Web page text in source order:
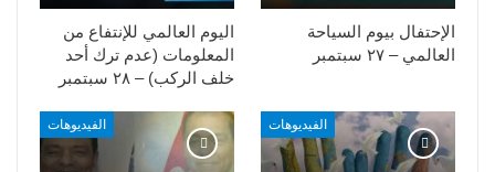
اليوم العالمي للإنتفاع من
المعلومات (عدم ترك أحد
خلف الركب) – ٢٨ سبتمبر
الإحتفال بيوم السياحة
العالمي – ٢٧ سبتمبر
الفيديوهات الفيديوهات